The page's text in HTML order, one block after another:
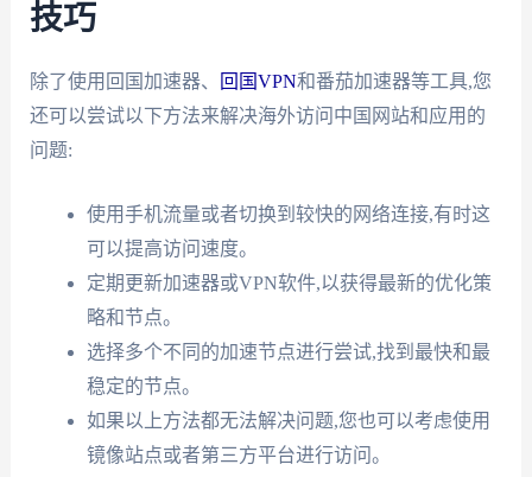
技巧
除了使用回国加速器、 回国VPN和番茄加速器等工具,您
还可以尝试以下方法来解决海外访问中国网站和应用的
问题:
使用手机流量或者切换到较快的网络连接,有时这
可以提高访问速度。
定期更新加速器或VPN软件,以获得最新的优化策
略和节点。
选择多个不同的加速节点进行尝试,找到最快和最
稳定的节点。
如果以上方法都无法解决问题,您也可以考虑使用
镜像站点或者第三方平台进行访问。